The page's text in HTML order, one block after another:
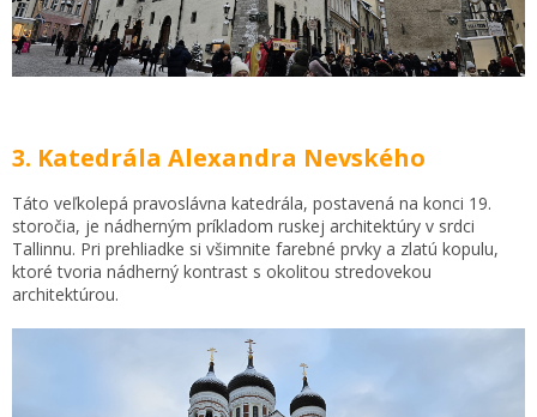
3. Katedrála Alexandra Nevského
Táto veľkolepá pravoslávna katedrála, postavená na konci 19.
storočia, je nádherným príkladom ruskej architektúry v srdci
Tallinnu. Pri prehliadke si všimnite farebné prvky a zlatú kopulu,
ktoré tvoria nádherný kontrast s okolitou stredovekou
architektúrou.